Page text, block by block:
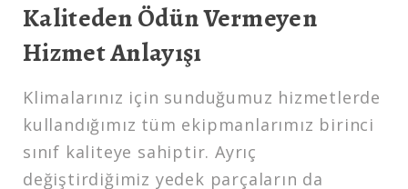
Kaliteden Ödün Vermeyen
Hizmet Anlayışı
Klimalarınız için sunduğumuz hizmetlerde
kullandığımız tüm ekipmanlarımız birinci
sınıf kaliteye sahiptir. Ayrıç
değiştirdiğimiz yedek parçaların da